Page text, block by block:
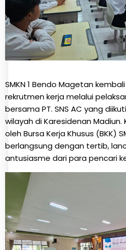
SMKN 1 Bendo Magetan
rekrutmen kerja melalui
bersama PT. SNS AC yang
wilayah di Karesidenan
oleh Bursa Kerja Khusus (BKK)
berlangsung dengan tertib,
antusiasme dari para pencari